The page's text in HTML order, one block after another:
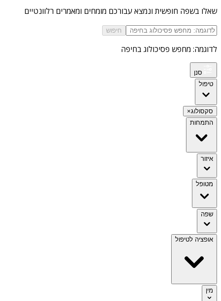
שאלו בשפה חופשית ונמצא עבורכם מומחים ומאמרים רלוונטיים
חיפוש
לדוגמה: מחפש פסיכולוג בחיפה
סנן
טיפול
סקסולוג×
התמחות
איזור
מטופל
שפה
אופציה לטיפול
מין